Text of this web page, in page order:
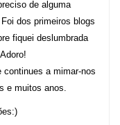
de alguma
dos primeiros blogs
fiquei deslumbrada
continues a mimar-nos
e muitos anos.